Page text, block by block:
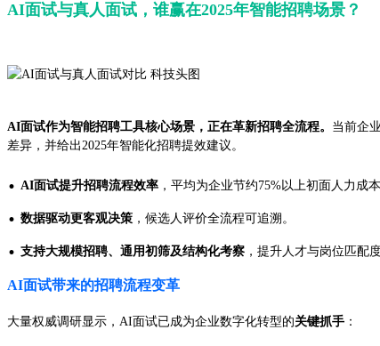
AI面试与真人面试，谁赢在2025年智能招聘场景？
AI面试作为智能招聘工具核心场景，正在革新招聘全流程。 当前企
差异，并给出2025年智能化招聘提效建议。
· AI面试提升招聘流程效率 ，平均为企业节约75%以上初面人力成本
· 数据驱动更客观决策 ，候选人评价全流程可追溯。
· 支持大规模招聘、通用初筛及结构化考察 ，提升人才与岗位匹配度
AI面试带来的招聘流程变革
大量权威调研显示，AI面试已成为企业数字化转型的关键抓手 ：